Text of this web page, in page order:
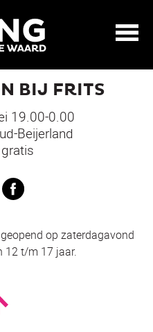
BIJ FRITS
19.00-0.00
Beijerland
Twitter
op zaterdagavond
12 t/m 17 jaar.